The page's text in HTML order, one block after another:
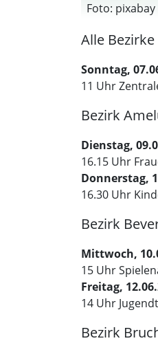
Foto: pixabay
Alle Bezirke
Sonntag,
11 Uhr
Bezirk
Dienstag,
16.15 Uhr
Donnerstag,
16.30 Uhr
Bezirk
Mittwoch,
15 Uhr
Freitag,
14 Uhr
Bezirk